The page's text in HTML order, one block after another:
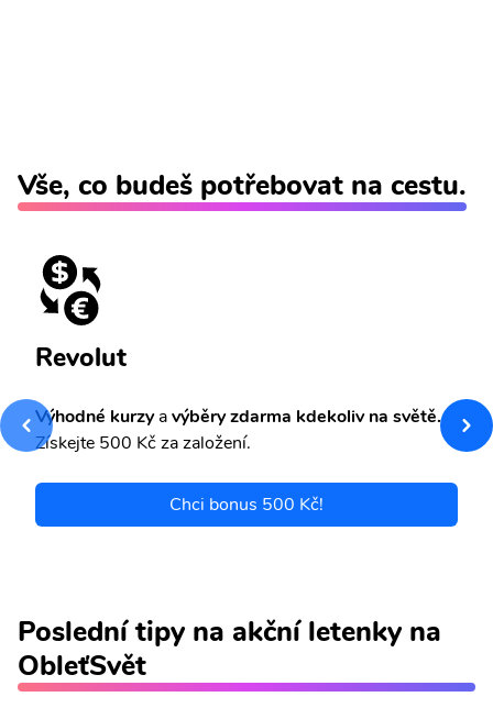
Vše, co budeš potřebovat na cestu.
Revolut
Výhodné kurzyavýběry zdarma kdekoliv na světě.
Získejte 500 Kč za založení.
Chci bonus 500 Kč!
Poslední tipy na akční letenky na
ObleťSvět